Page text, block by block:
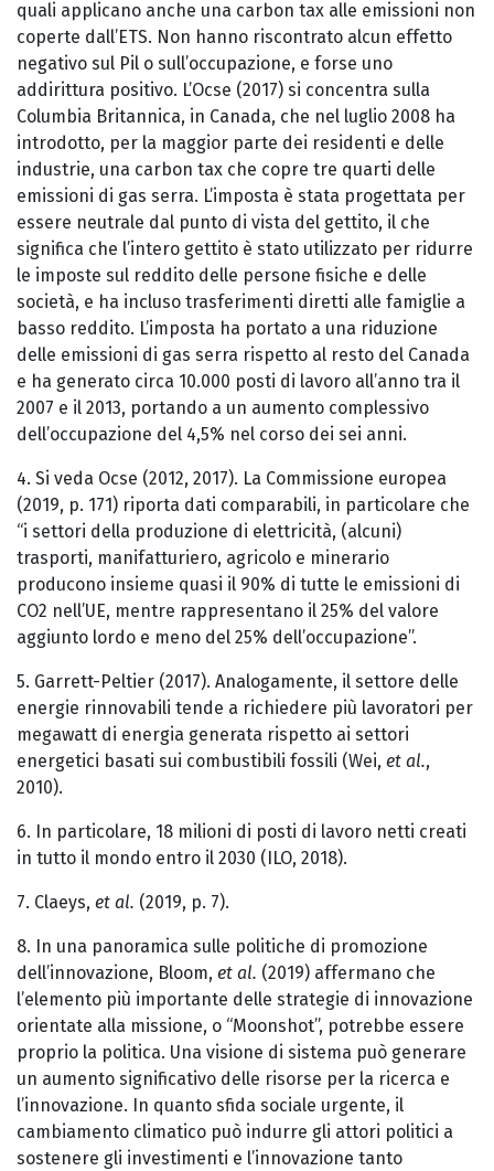
quali applicano anche una carbon tax alle emissioni non
coperte dall’ETS. Non hanno riscontrato alcun effetto
negativo sul Pil o sull’occupazione, e forse uno
addirittura positivo. L’Ocse (2017) si concentra sulla
Columbia Britannica, in Canada, che nel luglio 2008 ha
introdotto, per la maggior parte dei residenti e delle
industrie, una carbon tax che copre tre quarti delle
emissioni di gas serra. L’imposta è stata progettata per
essere neutrale dal punto di vista del gettito, il che
significa che l’intero gettito è stato utilizzato per ridurre
le imposte sul reddito delle persone fisiche e delle
società, e ha incluso trasferimenti diretti alle famiglie a
basso reddito. L’imposta ha portato a una riduzione
delle emissioni di gas serra rispetto al resto del Canada
e ha generato circa 10.000 posti di lavoro all’anno tra il
2007 e il 2013, portando a un aumento complessivo
dell’occupazione del 4,5% nel corso dei sei anni.
4. Si veda Ocse (2012, 2017). La Commissione europea
(2019, p. 171) riporta dati comparabili, in particolare che
“i settori della produzione di elettricità, (alcuni)
trasporti, manifatturiero, agricolo e minerario
producono insieme quasi il 90% di tutte le emissioni di
CO2 nell’UE, mentre rappresentano il 25% del valore
aggiunto lordo e meno del 25% dell’occupazione”.
5. Garrett-Peltier (2017). Analogamente, il settore delle
energie rinnovabili tende a richiedere più lavoratori per
megawatt di energia generata rispetto ai settori
energetici basati sui combustibili fossili (Wei, et al.,
2010).
6. In particolare, 18 milioni di posti di lavoro netti creati
in tutto il mondo entro il 2030 (ILO, 2018).
7. Claeys, et al. (2019, p. 7).
8. In una panoramica sulle politiche di promozione
dell’innovazione, Bloom, et al. (2019) affermano che
l’elemento più importante delle strategie di innovazione
orientate alla missione, o “Moonshot”, potrebbe essere
proprio la politica. Una visione di sistema può generare
un aumento significativo delle risorse per la ricerca e
l’innovazione. In quanto sfida sociale urgente, il
cambiamento climatico può indurre gli attori politici a
sostenere gli investimenti e l’innovazione tanto